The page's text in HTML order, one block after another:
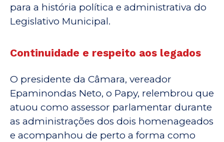
para a história política e administrativa do
Legislativo Municipal.
Continuidade e respeito aos legados
O presidente da Câmara, vereador
Epaminondas Neto, o Papy, relembrou que
atuou como assessor parlamentar durante
as administrações dos dois homenageados
e acompanhou de perto a forma como